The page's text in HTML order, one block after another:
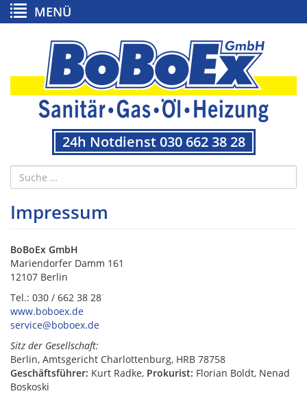
MENÜ
24h Notdienst 030 662 38 28
Impressum
BoBoEx GmbH
Mariendorfer Damm 161
12107 Berlin
Tel.: 030 / 662 38 28
www.boboex.de
service@boboex.de
Sitz der Gesellschaft:
Berlin, Amtsgericht Charlottenburg, HRB 78758
Geschäftsführer: Kurt Radke, Prokurist: Florian Boldt, Nenad
Boskoski